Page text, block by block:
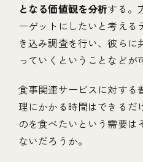
となる価値観を分析する。
ーゲットにしたいと考え
き込み調査を行い、彼ら
っていくということなどが
食事関連サービスに対する
理にかかる時間はできるだ
のを食べたいという需要は
ないだろうか。